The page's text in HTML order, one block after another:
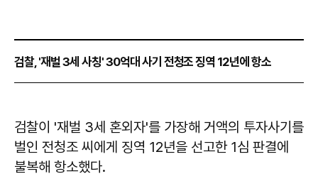
검찰, '재벌 3세 사칭' 30억대 사기 전청조 징역 12년에 항소
검찰이 '재벌 3세 혼외자'를 가장해 거액의 투자사기를
벌인 전청조 씨에게 징역 12년을 선고한 1심 판결에
불복해 항소했다.